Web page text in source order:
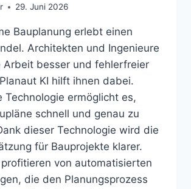
29. Juni 2026
Bauplanung erlebt einen
Architekten und Ingenieure
Arbeit besser und fehlerfreier
KI hilft ihnen dabei.
Technologie ermöglicht es,
schnell und genau zu
dieser Technologie wird die
für Bauprojekte klarer.
von automatisierten
die den Planungsprozess